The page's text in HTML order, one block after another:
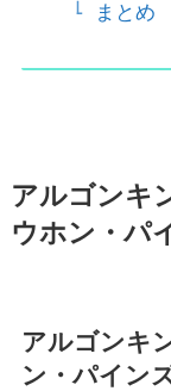
まとめ
アルゴンキ
ウホン・パ
アルゴンキ
ン・パイン